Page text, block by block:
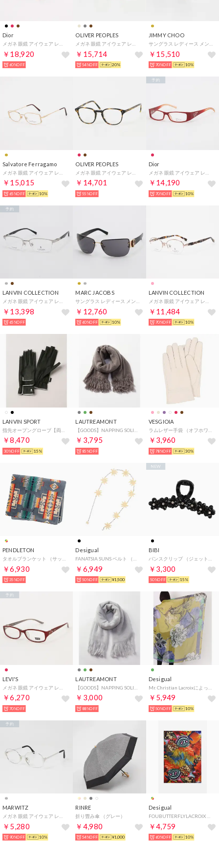
Dior
￥18,920
60%OFF
OLIVER PEOPLES
￥15,714
54%OFF 20%
JIMMY CHOO
￥15,510
70%OFF 10%
Salvatore Ferragamo
￥15,015
65%OFF 10%
OLIVER PEOPLES
￥14,701
55%OFF
Dior
￥14,190
予約
70%OFF 10%
LANVIN COLLECTION
￥13,398
予約
65%OFF
MARC JACOBS
￥12,760
60%OFF 10%
LANVIN COLLECTION
￥11,484
70%OFF 10%
LANVIN SPORT
￥8,470
30%OFF 15%
LAUTREAMONT
￥3,795
85%OFF
VESGIOIA
￥3,960
78%OFF 30%
PENDLETON
￥6,930
35%OFF
Desigual
￥6,949
50%OFF ¥1,500
BIBI
￥3,300
NEW
50%OFF 15%
LEVI'S
￥6,270
予約
70%OFF
LAUTREAMONT
￥3,000
88%OFF
Desigual
￥5,949
50%OFF 10%
MARWITZ
￥5,280
予約
90%OFF 10%
RINRE
折り畳み傘 （グレー）
￥4,980
54%OFF ¥1,000
Desigual
￥4,759
60%OFF 10%